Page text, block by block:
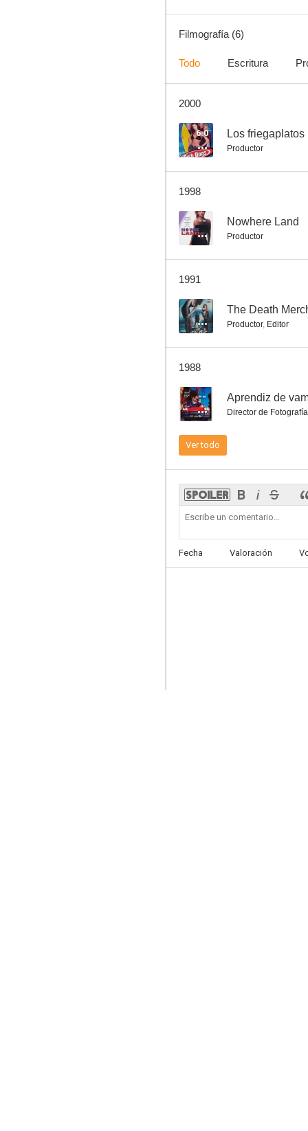
Filmografía (6)
Todo Escritura
2000
6.0 Los friegaplatos
Productor
1998
-- Nowhere Land
Productor
1991
-- The Death
Productor, Editor
1988
-- Aprendiz de
Director de Fotografía
Ver todo
Fecha Valoración